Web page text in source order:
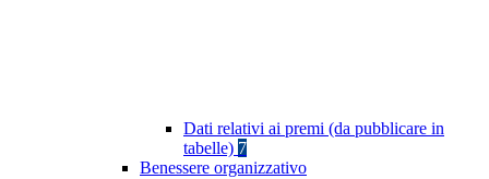
Dati relativi ai premi (da pubblicare in
tabelle) 7
Benessere organizzativo